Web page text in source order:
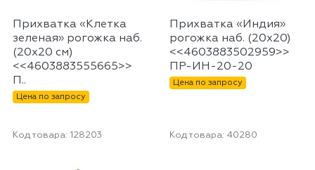
Прихватка «Клетка
зеленая» рогожка наб.
(20х20 см)
<<4603883555665>>
П..
Цена по запросу
Прихватка «Индия»
рогожка наб. (20х20)
<<4603883502959>>
ПР-ИН-20-20
Цена по запросу
Код товара: 128203 Код товара: 40280